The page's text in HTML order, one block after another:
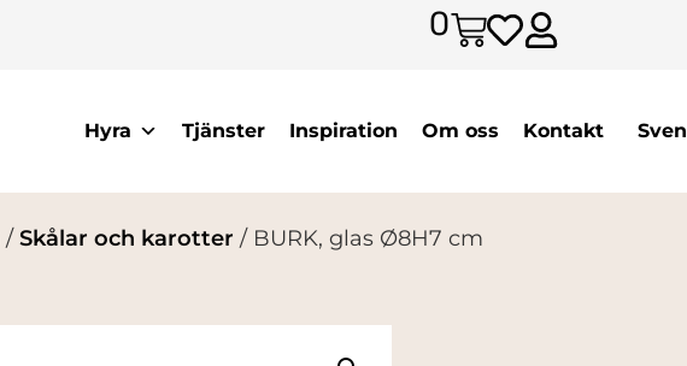
0
Hyra Tjänster Inspiration Om oss Kontakt
/Skålar och karotter / BURK, glas Ø8H7 cm